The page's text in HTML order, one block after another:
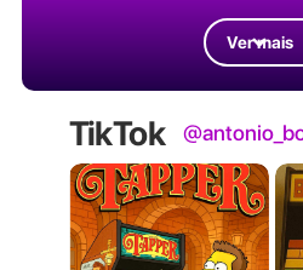
Ver mais
TikTok